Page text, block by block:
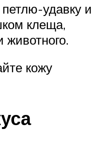
удавку и
клеща,
животного.
кожу